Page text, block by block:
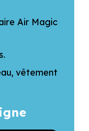
Air Magic
vêtement